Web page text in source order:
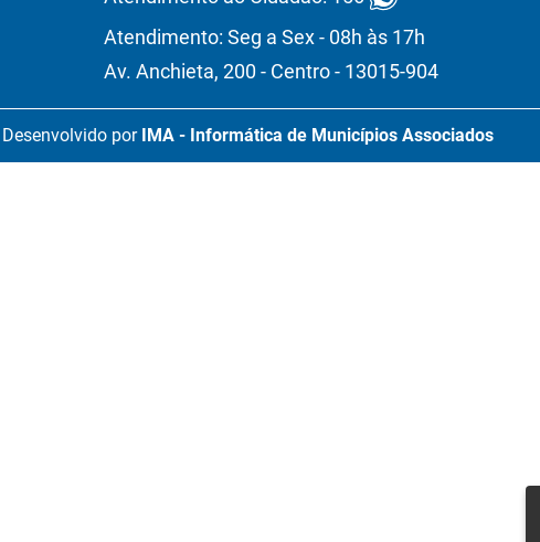
Atendimento: Seg a Sex - 08h às 17h
Av. Anchieta, 200 - Centro - 13015-904
Desenvolvido por IMA - Informática de Municípios Associados